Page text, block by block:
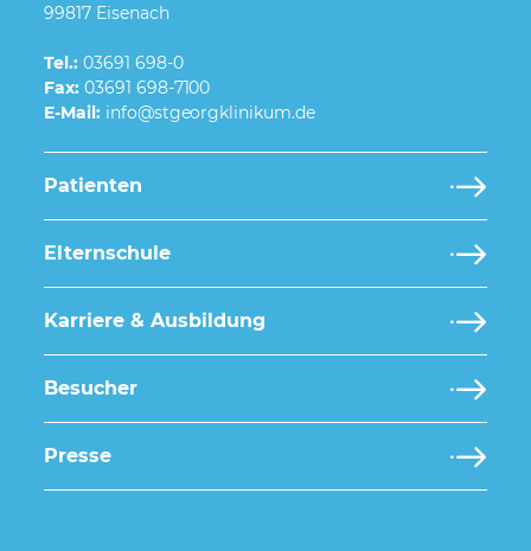
99817 Eisenach
Tel.: 03691 698-0
Fax: 03691 698-7100
E-Mail:
Patienten
Elternschule
Karriere & Ausbildung
Besucher
Presse